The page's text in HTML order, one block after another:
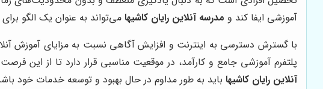
آموزشی ایفا کند و مدرسه آنلاین رایان کاشیهامی‌تواند به عنوان یک الگو
با گسترش دسترسی به اینترنت و افزایش آگاهی نسبت به مزایای آموزش
پلتفرم آموزشی جامع و کارآمد، در موقعیت مناسبی قرار دارد تا از این
آنلاین رایان کاشیهاباید به طور مداوم در حال بهبود و توسعه خدمات خود